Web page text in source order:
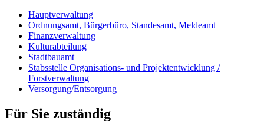
Hauptverwaltung
Ordnungsamt, Bürgerbüro, Standesamt, Meldeamt
Finanzverwaltung
Kulturabteilung
Stadtbauamt
Stabsstelle Organisations- und Projektentwicklung /
Forstverwaltung
Versorgung/Entsorgung
Für Sie zuständig